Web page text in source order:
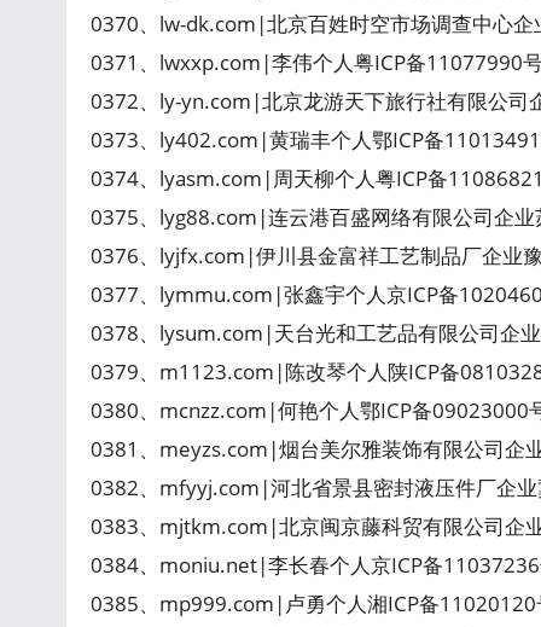
0370、lw-dk.com|北京百姓时空市场调查中心
0371、lwxxp.com|李伟个人粤ICP备11077990
0372、ly-yn.com|北京龙游天下旅行社有限公司
0373、ly402.com|黄瑞丰个人鄂ICP备
0374、lyasm.com|周天柳个人粤ICP备
0375、lyg88.com|连云港百盛网络有限公司企
0376、lyjfx.com|伊川县金富祥工艺制品厂企业
0377、lymmu.com|张鑫宇个人京ICP备
0378、lysum.com|天台光和工艺品有限公司企
0379、m1123.com|陈改琴个人陕ICP备
0380、mcnzz.com|何艳个人鄂ICP备09023000
0381、meyzs.com|烟台美尔雅装饰有限公司企
0382、mfyyj.com|河北省景县密封液压件厂企
0383、mjtkm.com|北京闽京藤科贸有限公司企
0384、moniu.net|李长春个人京ICP备
0385、mp999.com|卢勇个人湘ICP备11020120